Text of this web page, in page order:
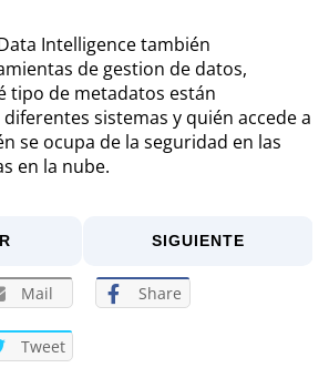
Intelligence también
de gestion de datos,
tipo de metadatos están
sistemas y quién accede a
se ocupa de la seguridad en las
en la nube.
SIGUIENTE
Mail Share
Tweet